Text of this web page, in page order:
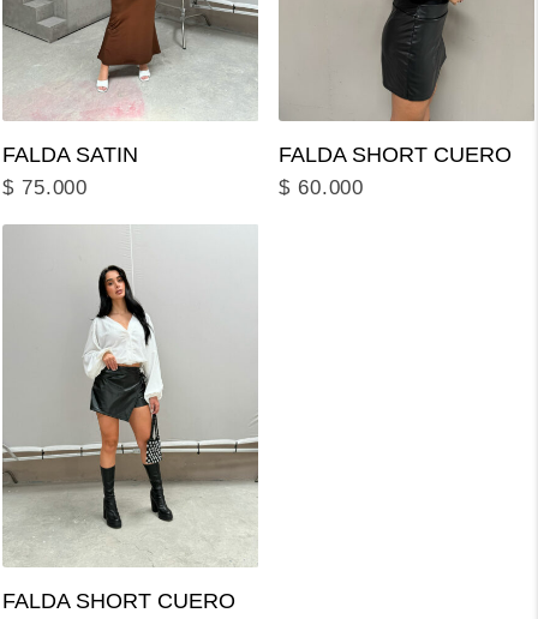
FALDA SATIN
$75.000
FALDA SHORT CUERO
$60.000
FALDA SHORT CUERO